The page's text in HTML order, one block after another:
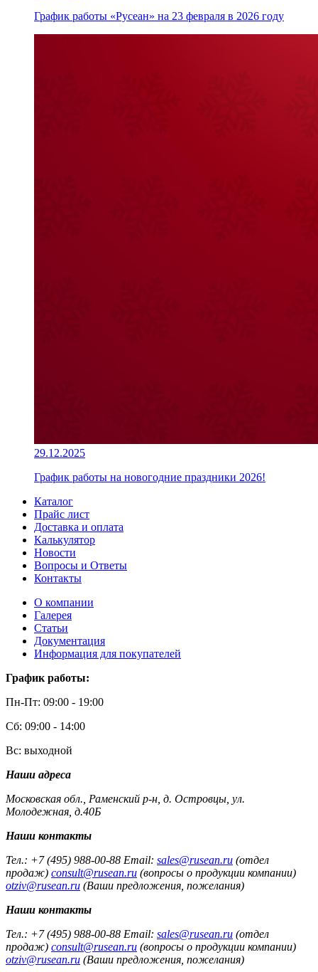
График работы «Русеан» на 23 февраля в 2026 году
29.12.2025
График работы на новогодние праздники 2026!
Каталог
Прайс лист
Доставка и оплата
Калькулятор
Новости
Вопросы и Ответы
Контакты
О компании
Галерея
Статьи
Документация
Информация для покупателей
График работы:
Пн-Пт: 09:00 - 19:00
Сб: 09:00 - 14:00
Вс: выходной
Наши адреса
Московская обл., Раменский р-н, д. Островцы, ул.
Молодежная, д.40Б
Наши контакты
Тел.: +7 (495) 988-00-88 Email: sales@rusean.ru (отдел
продаж) consult@rusean.ru (вопросы о продукции компании)
otziv@rusean.ru (Ваши предложения, пожелания)
Наши контакты
Тел.: +7 (495) 988-00-88 Email: sales@rusean.ru (отдел
продаж) consult@rusean.ru (вопросы о продукции компании)
otziv@rusean.ru (Ваши предложения, пожелания)